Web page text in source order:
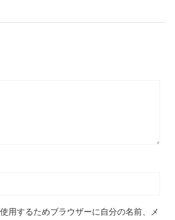
用するためブラウザーに自分の名前、メ